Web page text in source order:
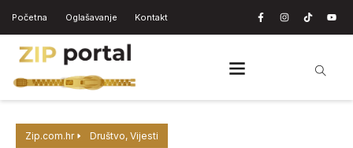
Početna Oglašavanje Kontakt
Zip.com.hr Društvo, Vijesti